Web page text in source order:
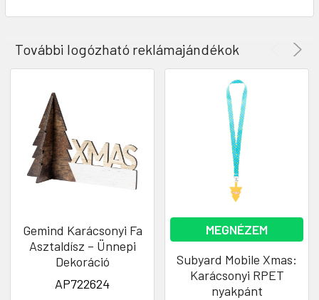
További logózható reklámajándékok
Gemind Karácsonyi Fa
Asztaldísz – Ünnepi
Dekoráció
AP722624
MEGNÉZEM
Subyard Mobile Xmas:
Karácsonyi RPET
nyakpánt